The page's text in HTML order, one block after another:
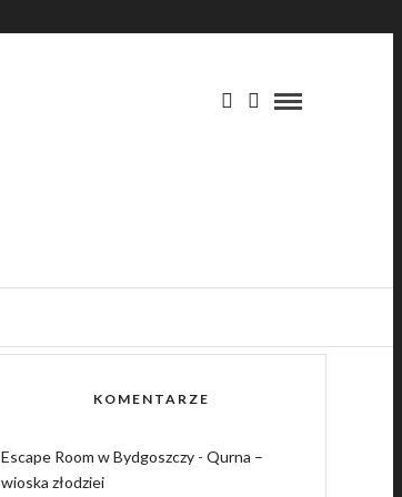
KOMENTARZE
Escape Room w Bydgoszczy- Qurna –
wioska złodziei